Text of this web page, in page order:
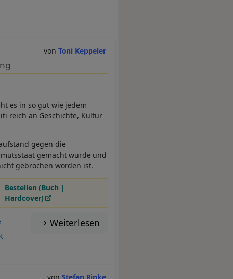
Toni Keppeler
es in so gut wie jedem
reich an Geschichte, Kultur
gegen die
gemacht wurde und
gebrochen worden ist.
Bestellen (Buch |
Hardcover)
Weiterlesen